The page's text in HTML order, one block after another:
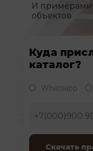
И примерами
объектов
Куда
каталог?
Whatsapp